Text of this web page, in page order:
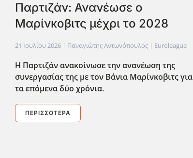
Παρτιζάν: Ανανέωσε ο
Μαρίνκοβιτς μέχρι το 2028
21 Ιουλίου 2026 | Παναγιώτης Αντωνόπουλος | Euroleague
Η Παρτιζάν ανακοίνωσε την ανανέωση της
συνεργασίας της με τον Βάνια Μαρίνκοβιτς για
τα επόμενα δύο χρόνια.
ΠΕΡΙΣΣΌΤΕΡΑ